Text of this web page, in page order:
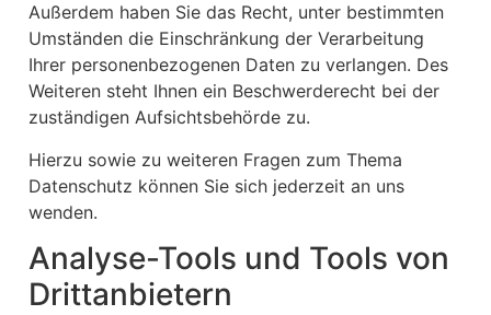
Außerdem haben Sie das Recht, unter bestimmten
Umständen die Einschränkung der Verarbeitung
Ihrer personenbezogenen Daten zu verlangen. Des
Weiteren steht Ihnen ein Beschwerderecht bei der
zuständigen Aufsichtsbehörde zu.
Hierzu sowie zu weiteren Fragen zum Thema
Datenschutz können Sie sich jederzeit an uns
wenden.
Analyse-Tools und Tools von
Dritt­anbietern